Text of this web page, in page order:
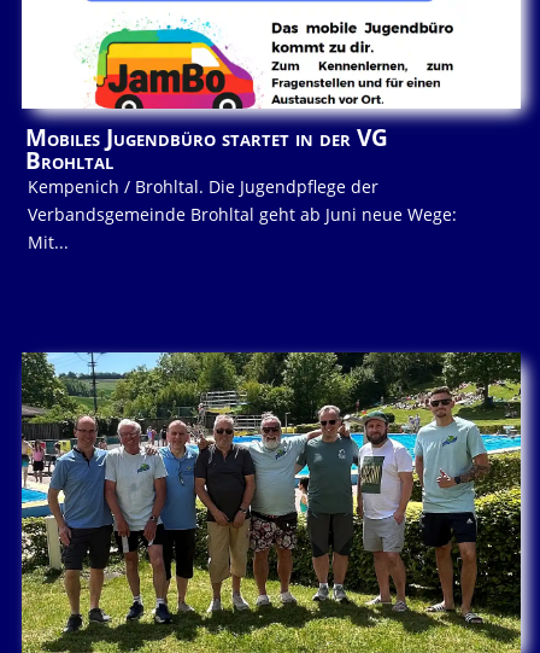
Mobiles Jugendbüro startet in der VG
Brohltal
Kempenich / Brohltal. Die Jugendpflege der
Verbandsgemeinde Brohltal geht ab Juni neue Wege:
Mit...